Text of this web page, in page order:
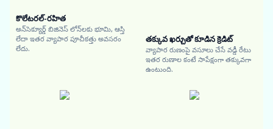
కొలేటరల్-రహిత
అన్‌సెక్యూర్డ్ బిజినెస్ లోన్‌లకు భూమి, ఆస్తి
లేదా ఇతర వ్యాపార పూచీకత్తు అవసరం
లేదు.
తక్కువ ఖర్చుతో కూడిన క్రెడిట్
వ్యాపార రుణంపై వసూలు చేసే వడ్డీ రేటు
ఇతర రుణాల కంటే సాపేక్షంగా తక్కువగా
ఉంటుంది.